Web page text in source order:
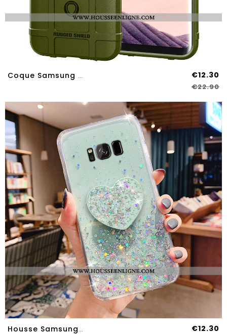
Coque Samsung Galaxy S8 Tendance Silicone Étoile Incassable Téléphone Portable Protection Créatif Ve €12.30
€22.90
Housse Samsung Galaxy S8 Fluide Doux Mode Étui Coque Protection Transparent Vert Verte €12.30